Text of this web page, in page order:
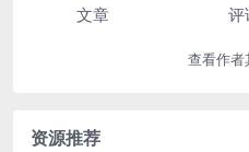
文章 评
查看作者
资源推荐